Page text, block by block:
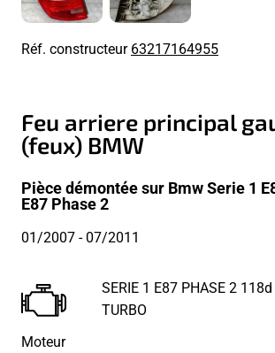
Réf. constructeur63217164955
Feu arriere principal
(feux) BMW
Pièce démontée sur Bmw Serie 1
E87 Phase 2
01/2007- 07/2011
Moteur
SERIE 1 E87 PHASE 2
TURBO